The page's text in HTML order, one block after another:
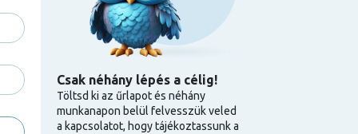
Csak néhány lépés a célig!
Töltsd ki az űrlapot és néhány
munkanapon belül felvesszük veled
a kapcsolatot, hogy tájékoztassunk a